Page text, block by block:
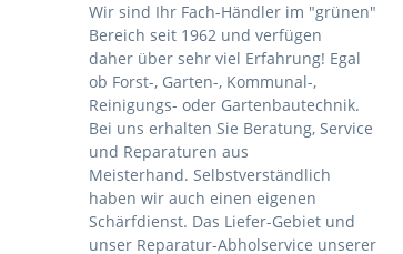
Wir sind Ihr Fach-Händler im "grünen"
Bereich seit 1962 und verfügen
daher über sehr viel Erfahrung! Egal
ob Forst-, Garten-, Kommunal-,
Reinigungs- oder Gartenbautechnik.
Bei uns erhalten Sie Beratung, Service
und Reparaturen aus
Meisterhand. Selbstverständlich
haben wir auch einen eigenen
Schärfdienst. Das Liefer-Gebiet und
unser Reparatur-Abholservice unserer